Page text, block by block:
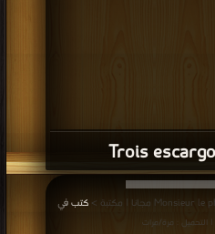
كتب في
| التحميل : مرة/مرات